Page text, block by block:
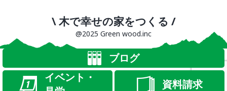
\ 木で幸せの家をつくる /
@2025 Green wood.inc
ブログ
イベント・
資料請求